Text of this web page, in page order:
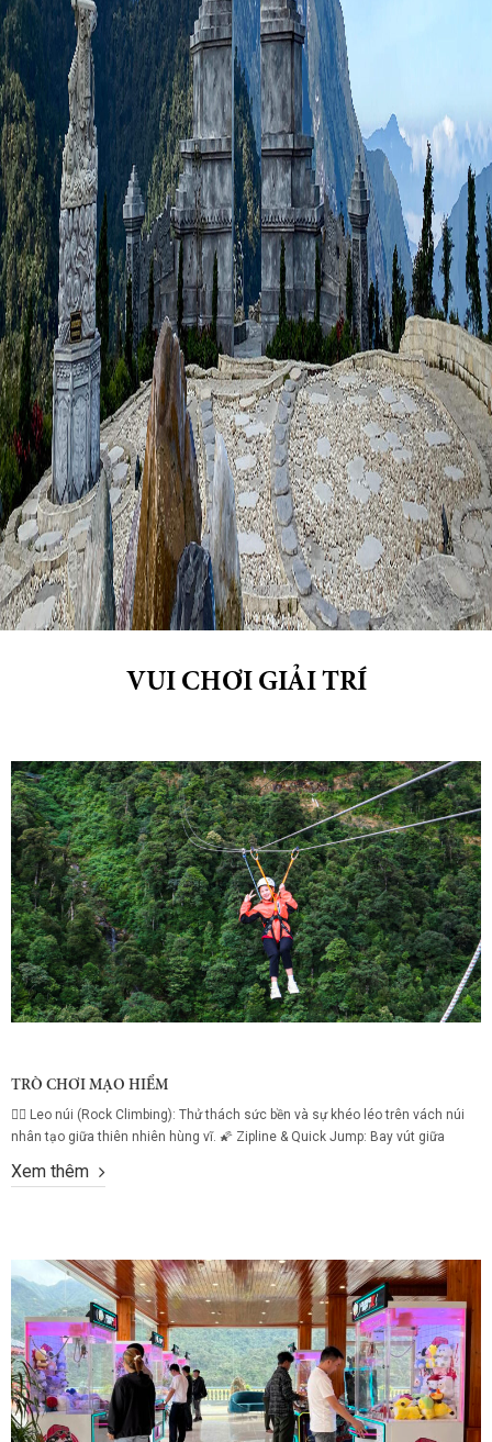
VUI CHƠI GIẢI TRÍ
TRÒ CHƠI MẠO HIỂM
🧗‍♂️ Leo núi (Rock Climbing): Thử thách sức bền và sự khéo léo trên vách núi
nhân tạo giữa thiên nhiên hùng vĩ. 🌠 Zipline & Quick Jump: Bay vút giữa
cho người ưa mạo hiểm! 🚴 Xe đạp trên không (Sky...
Xem thêm